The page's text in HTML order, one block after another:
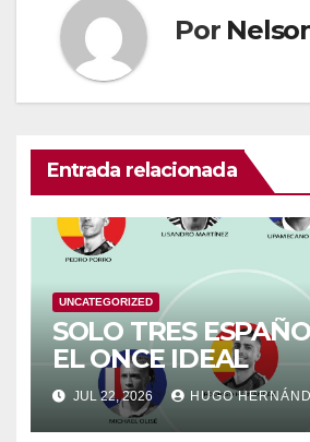
Por
Entrada relacionada
UNCATEGORIZED
SOLO TRES
EL ONCE IDEAL
JUL 22, 2026 HUGO